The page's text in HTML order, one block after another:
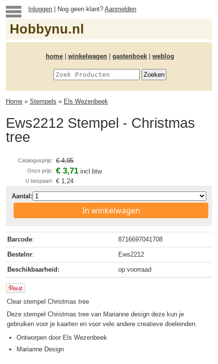
Inloggen | Nog geen klant?Aanmelden
Hobbynu.nl
home winkelwagen gastenboek weblog
Home » Stempels » Els Wezenbeek
Ews2212 Stempel - Christmas
tree
Catalogusprijs: € 4,95
Onze prijs: € 3,71 incl btw
U bespaart: € 1,24
Aantal:
In winkelwagen
Barcode: 8716697041708
Bestelnr: Ews2212
Beschikbaarheid: op voorraad
Clear stempel Christmas tree
Deze stempel Christmas tree van Marianne design deze kun je
gebruiken voor je kaarten en voor vele andere creatieve doeleinden.
Ontworpen door Els Wezenbeek
Marianne Design